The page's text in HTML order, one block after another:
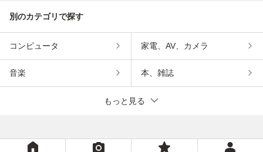
別のカテゴリで探す
コンピュータ 家電、AV、カメラ
音楽 本、雑誌
もっと見る